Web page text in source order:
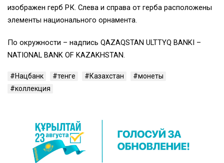
изображен герб РК. Слева и справа от герба расположены
элементы национального орнамента.
По окружности – надпись QAZAQSTAN ULTTYQ BANKI –
NATIONAL BANK OF KAZAKHSTAN.
Нацбанк тенге Казахстан
монеты
коллекция